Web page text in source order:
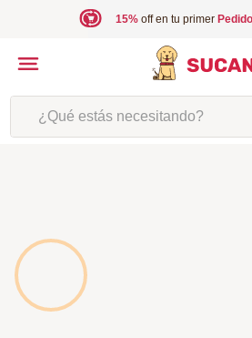
15%off en tu primer
¿Qué estás necesitando?